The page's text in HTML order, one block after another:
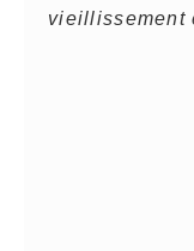
vieillissement